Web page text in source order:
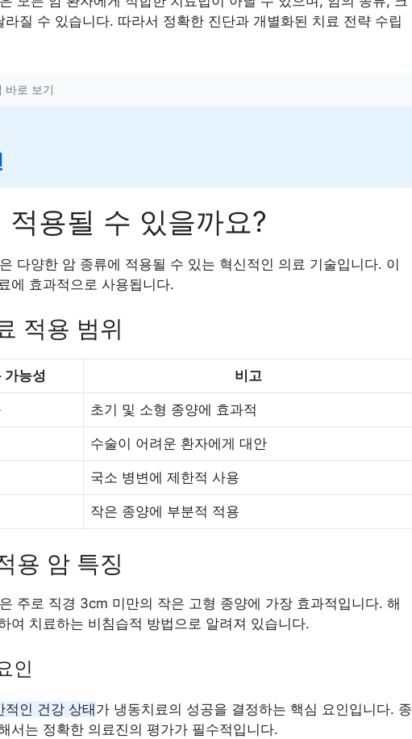
질 수 있습니다. 따라서 정확한 진단과 개별화된 치료 전략 수립
바로 보기
용될 수 있을까요?
다양한 암 종류에 적용될 수 있는 혁신적인 의료 기술입니다. 이
에 효과적으로 사용됩니다.
적용 범위
가능성 비고
초기 및 소형 종양에 효과적
수술이 어려운 환자에게 대안
국소 병변에 제한적 사용
작은 종양에 부분적 적용
용 암 특징
주로 직경 3cm 미만의 작은 고형 종양에 가장 효과적입니다. 해
여 치료하는 비침습적 방법으로 알려져 있습니다.
인
인 건강 상태 가 냉동치료의 성공을 결정하는 핵심 요인입니다. 종
서는 정확한 의료진의 평가가 필수적입니다.